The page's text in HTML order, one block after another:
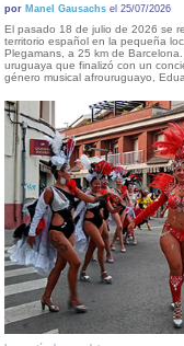
por Manel Gausachsel 25/07/2026
El pasado 18 de julio de 2026 se
territorio español en la pequeña
Plegamans, a 25 km de
uruguaya que finalizó con un
género musical afrouruguayo,